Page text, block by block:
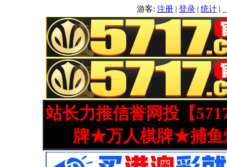
游客: 注册 | 登录 | 统计 |
站长力推信誉网投【
牌★万人棋牌★捕鱼